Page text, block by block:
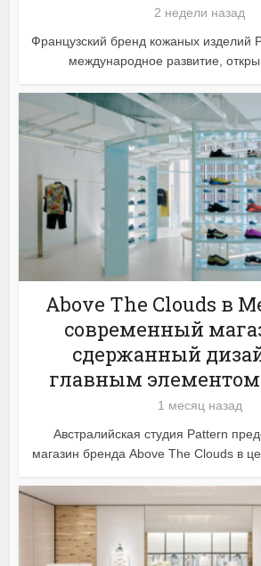
2 недели назад
Французский бренд кожаных изделий
международное развитие,
Above The Clouds в
современный
сдержанный
главным
1 месяц назад
Австралийская студия Pattern
магазин бренда Above The Clouds в